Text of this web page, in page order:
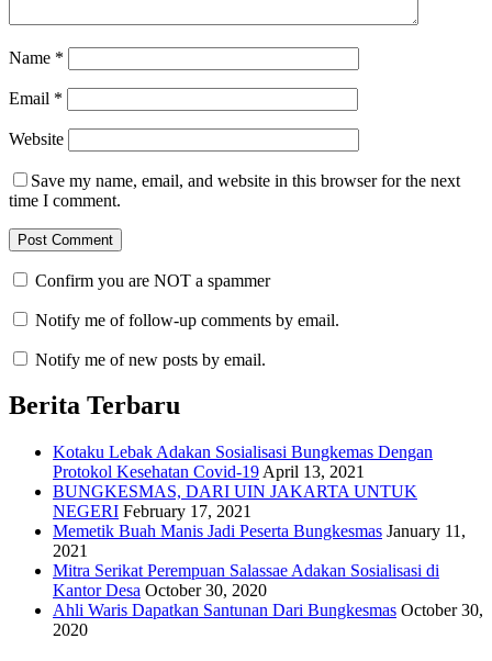
Name *
Email *
Website
Save my name, email, and website in this browser for the next
time I comment.
Confirm you are NOT a spammer
Notify me of follow-up comments by email.
Notify me of new posts by email.
Berita Terbaru
Kotaku Lebak Adakan Sosialisasi Bungkemas Dengan
Protokol Kesehatan Covid-19 April 13, 2021
BUNGKESMAS, DARI UIN JAKARTA UNTUK
NEGERI February 17, 2021
Memetik Buah Manis Jadi Peserta Bungkesmas January 11,
2021
Mitra Serikat Perempuan Salassae Adakan Sosialisasi di
Kantor Desa October 30, 2020
Ahli Waris Dapatkan Santunan Dari Bungkesmas October 30,
2020